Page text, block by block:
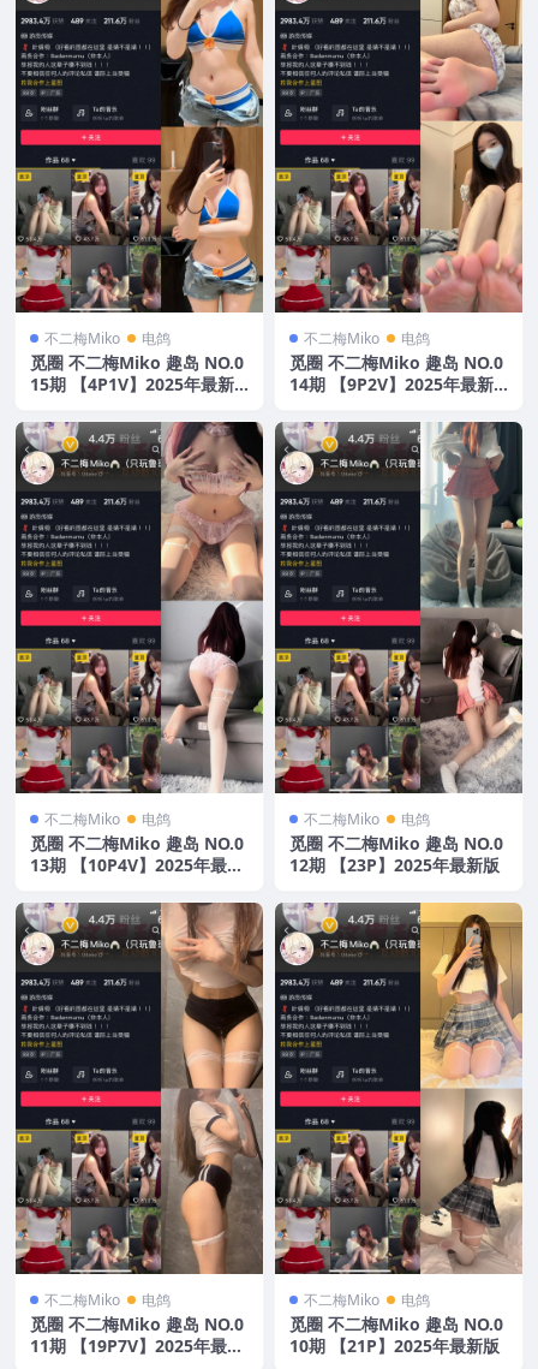
不二梅Miko 电鸽
觅圈 不二梅Miko 趣岛 NO.0
15期 【4P1V】2025年最新
不二梅Miko 电鸽
觅圈 不二梅Miko 趣岛 NO.0
14期 【9P2V】2025年最新
不二梅Miko 电鸽
觅圈 不二梅Miko 趣岛 NO.0
13期 【10P4V】2025年最新
不二梅Miko 电鸽
觅圈 不二梅Miko 趣岛 NO.0
12期 【23P】2025年最新版
不二梅Miko 电鸽
觅圈 不二梅Miko 趣岛 NO.0
11期 【19P7V】2025年最新
不二梅Miko 电鸽
觅圈 不二梅Miko 趣岛 NO.0
10期 【21P】2025年最新版